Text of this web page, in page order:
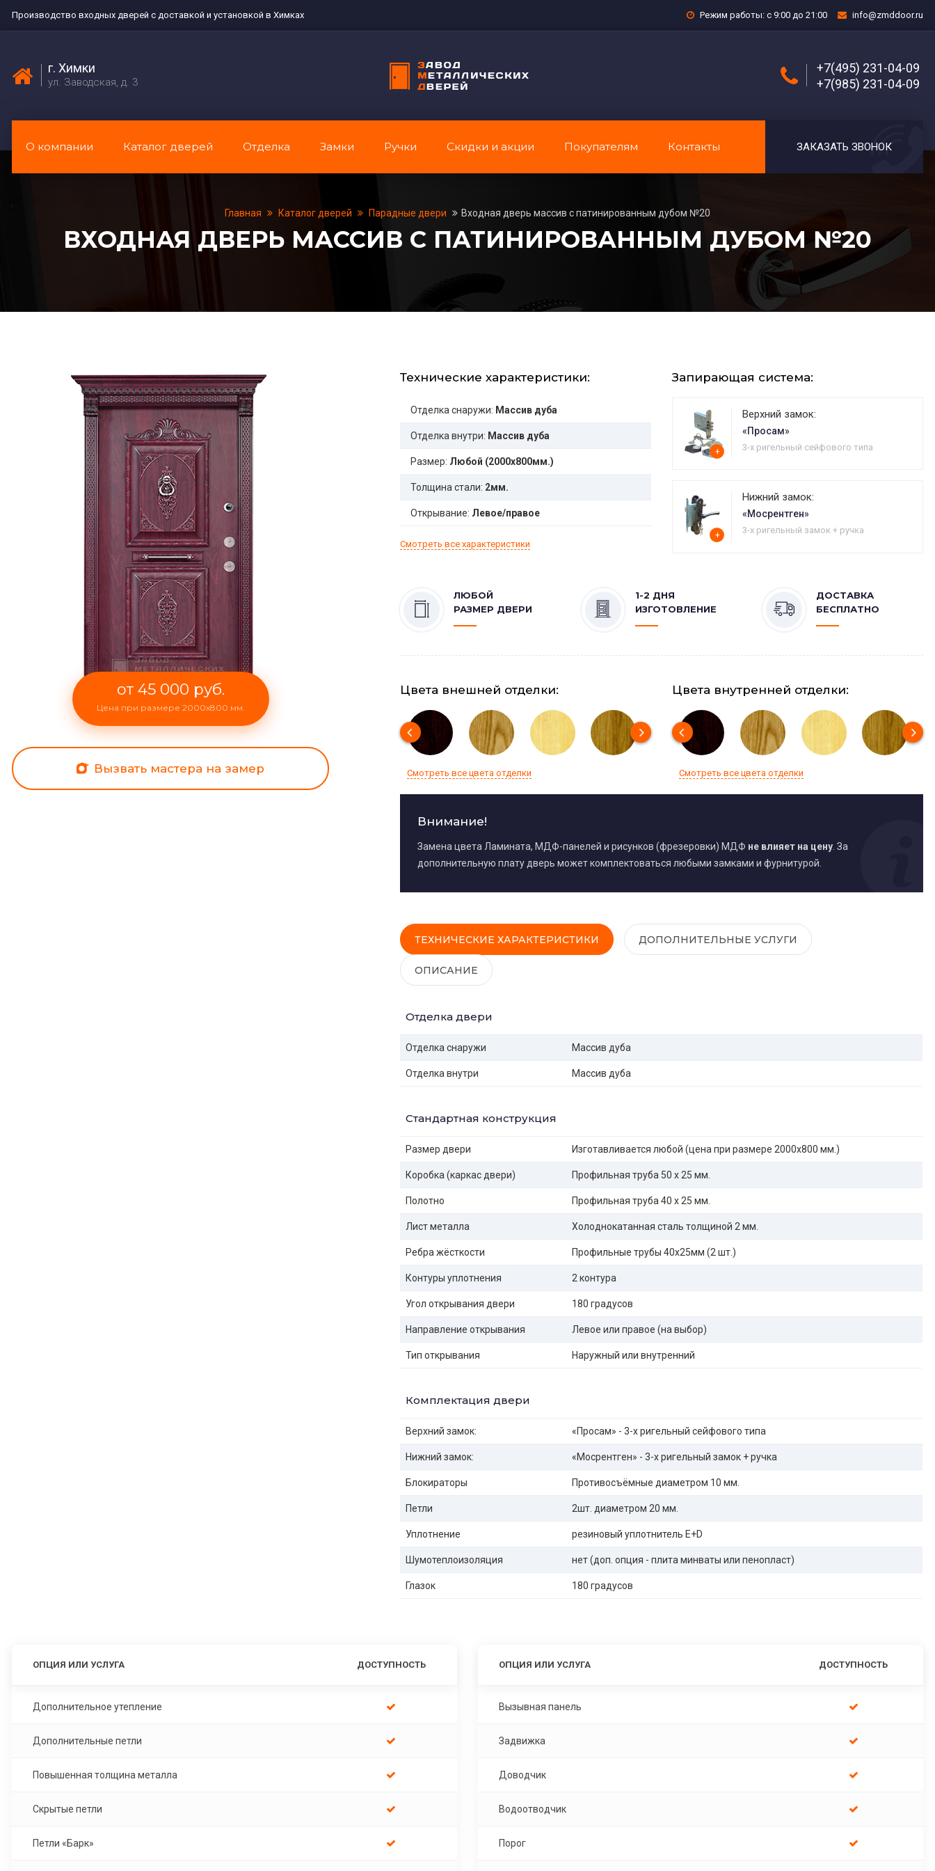
Производство входных дверей с доставкой и установкой в Химках Режим работы: с 9:00 до 21:00 info@zmddoor.ru
г. Химки
ул. Заводская, д. 3
+7(495) 231-04-09
+7(985) 231-04-09
О компании Каталог дверей Отделка Замки Ручки Скидки и акции Покупателям Контакты ЗАКАЗАТЬ ЗВОНОК
Главная Каталог дверей Парадные двери Входная дверь массив с патинированным дубом №20
ВХОДНАЯ ДВЕРЬ МАССИВ С ПАТИНИРОВАННЫМ ДУБОМ №20
от 45 000 руб.
Цена при размере 2000x800 мм.
Вызвать мастера на замер
Технические характеристики:
Отделка снаружи: Массив дуба
Отделка внутри: Массив дуба
Размер: Любой (2000x800мм.)
Толщина стали: 2мм.
Открывание: Левое/правое
Смотреть все характеристики
Запирающая система:
+
Верхний замок:
«Просам»
3-х ригельный сейфового типа
+
Нижний замок:
«Мосрентген»
3-х ригельный замок + ручка
ЛЮБОЙ
РАЗМЕР ДВЕРИ
1-2 ДНЯ
ИЗГОТОВЛЕНИЕ
ДОСТАВКА
БЕСПЛАТНО
Цвета внешней отделки:
Смотреть все цвета отделки
Цвета внутренней отделки:
Смотреть все цвета отделки
Внимание!
Замена цвета Ламината, МДФ-панелей и рисунков (фрезеровки) МДФ не влияет на цену . За
дополнительную плату дверь может комплектоваться любыми замками и фурнитурой.
ТЕХНИЧЕСКИЕ ХАРАКТЕРИСТИКИ ДОПОЛНИТЕЛЬНЫЕ УСЛУГИ
ОПИСАНИЕ
Отделка двери
Отделка снаружи Массив дуба
Отделка внутри Массив дуба
Стандартная конструкция
Размер двери Изготавливается любой (цена при размере 2000x800 мм.)
Коробка (каркас двери) Профильная труба 50 х 25 мм.
Полотно Профильная труба 40 х 25 мм.
Лист металла Холоднокатанная сталь толщиной 2 мм.
Ребра жёсткости Профильные трубы 40х25мм (2 шт.)
Контуры уплотнения 2 контура
Угол открывания двери 180 градусов
Направление открывания Левое или правое (на выбор)
Тип открывания Наружный или внутренний
Комплектация двери
Верхний замок: «Просам» - 3-х ригельный сейфового типа
Нижний замок: «Мосрентген» - 3-х ригельный замок + ручка
Блокираторы Противосъёмные диаметром 10 мм.
Петли 2шт. диаметром 20 мм.
Уплотнение резиновый уплотнитель E+D
Шумотеплоизоляция нет (доп. опция - плита минваты или пенопласт)
Глазок 180 градусов
ОПЦИЯ ИЛИ УСЛУГА ДОСТУПНОСТЬ
Дополнительное утепление
Дополнительные петли
Повышенная толщина металла
Скрытые петли
Петли «Барк»
ОПЦИЯ ИЛИ УСЛУГА ДОСТУПНОСТЬ
Вызывная панель
Задвижка
Доводчик
Водоотводчик
Порог